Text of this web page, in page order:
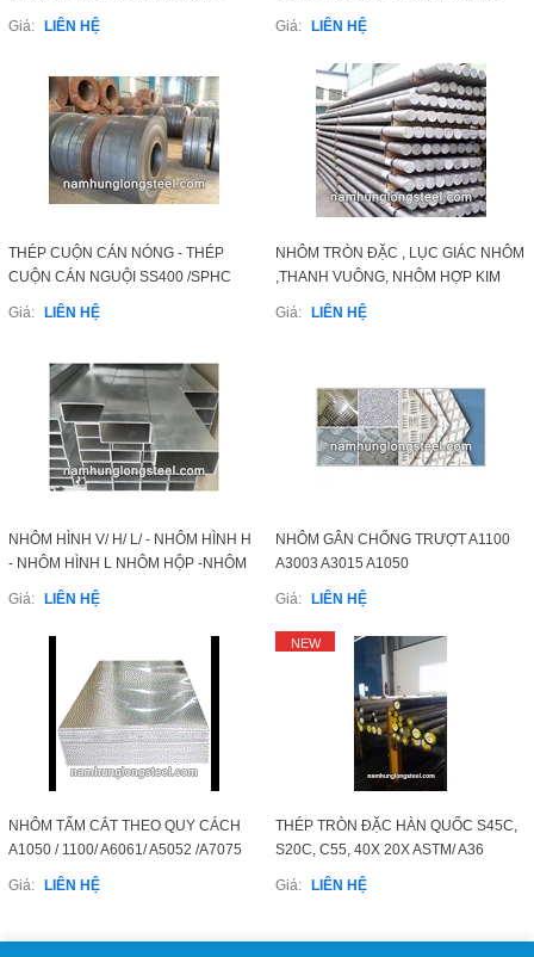
CR12MOV JAPAN KOREA
Giá: LIÊN HỆ Giá: LIÊN HỆ
THÉP CUỘN CÁN NÓNG - THÉP
CUỘN CÁN NGUỘI SS400 /SPHC
/Q235 /Q345 /A36 / CT3
Giá: LIÊN HỆ
NHÔM TRÒN ĐẶC , LỤC GIÁC NHÔM
,THANH VUÔNG, NHÔM HỢP KIM
A1050/ A1100 A5052 /A6061 /A6063
Giá: LIÊN HỆ
NHÔM HÌNH V/ H/ L/ - NHÔM HÌNH H
- NHÔM HÌNH L NHÔM HỘP -NHÔM
ỐNG A1050 /A5052 /A6063 /A6061...
Giá: LIÊN HỆ
NHÔM GÂN CHỐNG TRƯỢT A1100
A3003 A3015 A1050
Giá: LIÊN HỆ
NHÔM TẤM CẮT THEO QUY CÁCH
A1050 / 1100/ A6061/ A5052 /A7075
Giá: LIÊN HỆ
NEW
THÉP TRÒN ĐẶC HÀN QUỐC S45C,
S20C, C55, 40X 20X ASTM/ A36
NHẬP TỪ HÀN QUỐC
Giá: LIÊN HỆ